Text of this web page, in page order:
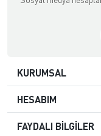
KURUMSAL
HESABIM
FAYDALI BİLGİLER